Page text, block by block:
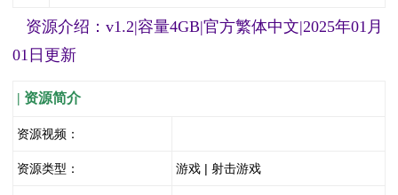
资源介绍：v1.2|容量4GB|官方繁体中文|2025年01月
01日更新
| 资源简介
资源视频：
资源类型： 游戏 | 射击游戏